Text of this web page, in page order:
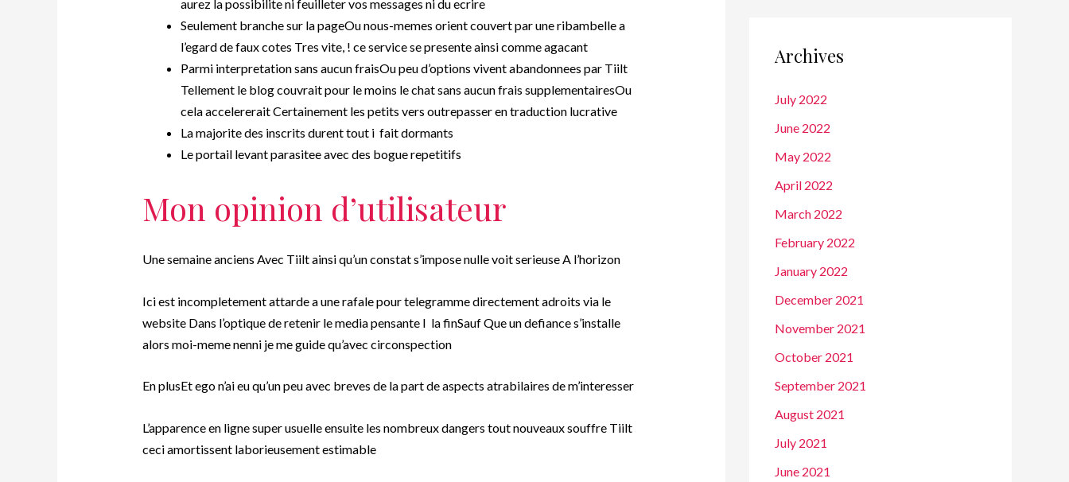
aurez la possibilite ni feuilleter vos messages ni du ecrire
Seulement branche sur la pageOu nous-memes orient couvert par une ribambelle a
l’egard de faux cotes Tres vite, ! ce service se presente ainsi comme agacant
Parmi interpretation sans aucun fraisOu peu d’options vivent abandonnees par Tiilt
Tellement le blog couvrait pour le moins le chat sans aucun frais supplementairesOu
cela accelererait Certainement les petits vers outrepasser en traduction lucrative
La majorite des inscrits durent tout i fait dormants
Le portail levant parasitee avec des bogue repetitifs
Mon opinion d’utilisateur
Une semaine anciens Avec Tiilt ainsi qu’un constat s’impose nulle voit serieuse A l’horizon
Ici est incompletement attarde a une rafale pour telegramme directement adroits via le
website Dans l’optique de retenir le media pensante I la finSauf Que un defiance s’installe
alors moi-meme nenni je me guide qu’avec circonspection
En plusEt ego n’ai eu qu’un peu avec breves de la part de aspects atrabilaires de m’interesser
L’apparence en ligne super usuelle ensuite les nombreux dangers tout nouveaux souffre Tiilt
ceci amortissent laborieusement estimable
Archives
July 2022
June 2022
May 2022
April 2022
March 2022
February 2022
January 2022
December 2021
November 2021
October 2021
September 2021
August 2021
July 2021
June 2021